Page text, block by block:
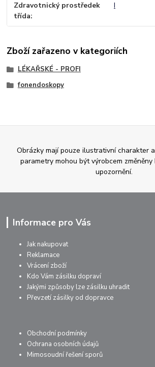
Zdravotnický prostředek
třída
I
Zboží zařazeno v kategoriích
LÉKAŘSKÉ - PROFI
fonendoskopy
Obrázky mají pouze ilustrativní charakter
parametry mohou být výrobcem
upozornění.
Informace pro Vás
Jak nakupovat
Reklamace
Vrácení zboží
Kdo Vám zásilku dopraví
Jakými způsoby lze zásilku uhradit
Převzetí zásilky od dopravce
Obchodní podmínky
Ochrana osobních údajů
Mimosoudní řešení sporů